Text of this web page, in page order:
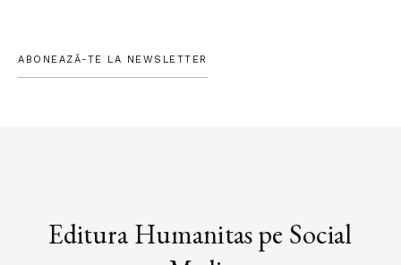
ABONEAZĂ-TE LA NEWSLETTER
Editura Humanitas pe Social